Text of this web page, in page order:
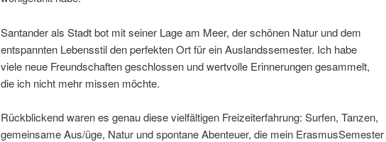
Santander als Stadt bot mit seiner Lage am Meer, der schönen Natur und dem
entspannten Lebensstil den perfekten Ort für ein Auslandssemester. Ich habe
viele neue Freundschaften geschlossen und wertvolle Erinnerungen gesammelt,
die ich nicht mehr missen möchte.
Rückblickend waren es genau diese vielfältigen Freizeiterfahrung: Surfen, Tanzen,
gemeinsame Aus/üge, Natur und spontane Abenteuer, die mein ErasmusSemester